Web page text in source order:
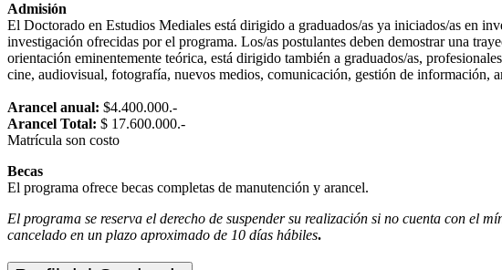
Admisión
El Doctorado en Estudios Mediales está dirigido a graduados/as ya iniciados/as en
investigación ofrecidas por el programa. Los/as postulantes deben demostrar una
orientación eminentemente teórica, está dirigido también a graduados/as,
cine, audiovisual, fotografía, nuevos medios, comunicación, gestión de
Arancel anual: $4.400.000.-
Arancel Total: $ 17.600.000.-
Matrícula son costo
Becas
El programa ofrece becas completas de manutención y arancel.
El programa se reserva el derecho de suspender su realización si no cuenta con el
cancelado en un plazo aproximado de 10 días hábiles.